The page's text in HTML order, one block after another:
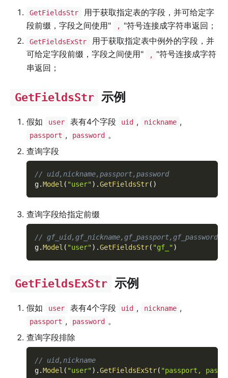
GetFieldsStr
用于获取指定表的字段，并可给定字
段前缀，字段之间使用"
, "符号连接成字符串返回；
GetFieldsExStr
用于获取指定表中例外的字段，并
可给定字段前缀，字段之间使用"
, "符号连接成字符
串返回；
GetFieldsStr 示例
假如 user 表有4个字段 uid , nickname ,
passport , password
。
查询字段
// uid,nickname,passport,password
g.Model ( "user") .GetFieldsStr( )
查询字段给指定前缀
// gf_uid,gf_nickname,gf_passport,gf_password
g.Model ( "user") .GetFieldsStr( "gf_")
GetFieldsExStr 示例
假如 user 表有4个字段 uid , nickname ,
passport , password 。
查询字段排除
// uid,nickname
g.Model ( "user") .GetFieldsExStr( "passport,